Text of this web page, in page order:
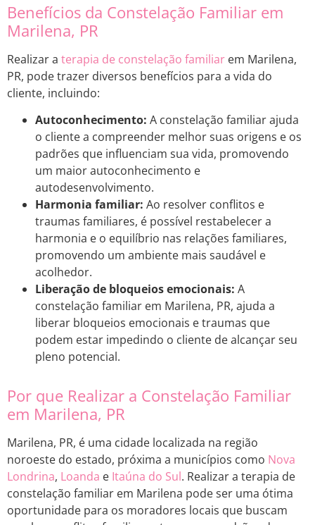
Benefícios da Constelação Familiar em
Marilena, PR
Realizar a terapia de constelação familiar em Marilena,
PR, pode trazer diversos benefícios para a vida do
cliente, incluindo:
Autoconhecimento: A constelação familiar ajuda
o cliente a compreender melhor suas origens e os
padrões que influenciam sua vida, promovendo
um maior autoconhecimento e
autodesenvolvimento.
Harmonia familiar: Ao resolver conflitos e
traumas familiares, é possível restabelecer a
harmonia e o equilíbrio nas relações familiares,
promovendo um ambiente mais saudável e
acolhedor.
Liberação de bloqueios emocionais: A
constelação familiar em Marilena, PR, ajuda a
liberar bloqueios emocionais e traumas que
podem estar impedindo o cliente de alcançar seu
pleno potencial.
Por que Realizar a Constelação Familiar
em Marilena, PR
Marilena, PR, é uma cidade localizada na região
noroeste do estado, próxima a municípios como Nova
Londrina, Loanda e Itaúna do Sul. Realizar a terapia de
constelação familiar em Marilena pode ser uma ótima
oportunidade para os moradores locais que buscam